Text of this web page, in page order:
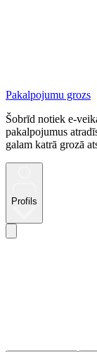
Pakalpojumu grozs
Šobrīd notiek e-
pakalpojumus
galam katrā grozā
Profils